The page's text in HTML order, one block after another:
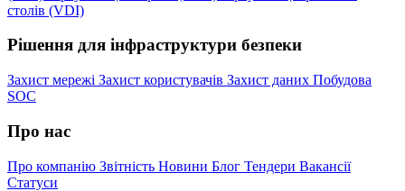
столів (VDI)
Рішення для інфраструктури безпеки
Захист мережі Захист користувачів Захист даних Побудова
SOC
Про нас
Про компанію Звітність Новини Блог Тендери Вакансії
Статуси